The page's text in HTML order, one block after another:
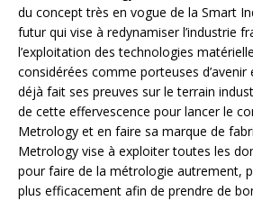
du concept très en vogue de la Smart
futur qui vise à redynamiser l’industrie
l’exploitation des technologies
considérées comme porteuses
déjà fait ses preuves sur le terrain
de cette effervescence pour lancer le
Metrology et en faire sa marque de
Metrology vise à exploiter toutes les
pour faire de la métrologie autrement,
plus efficacement afin de prendre de